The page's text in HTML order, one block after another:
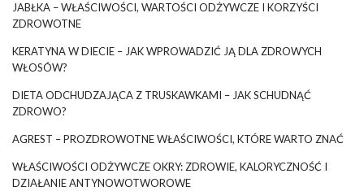
JABŁKA – WŁAŚCIWOŚCI, WARTOŚCI ODŻYWCZE I KORZYŚCI
ZDROWOTNE
KERATYNA W DIECIE – JAK WPROWADZIĆ JĄ DLA ZDROWYCH
WŁOSÓW?
DIETA ODCHUDZAJĄCA Z TRUSKAWKAMI – JAK SCHUDNĄĆ
ZDROWO?
AGREST – PROZDROWOTNE WŁAŚCIWOŚCI, KTÓRE WARTO ZNAĆ
WŁAŚCIWOŚCI ODŻYWCZE OKRY: ZDROWIE, KALORYCZNOŚĆ I
DZIAŁANIE ANTYNOWOTWOROWE